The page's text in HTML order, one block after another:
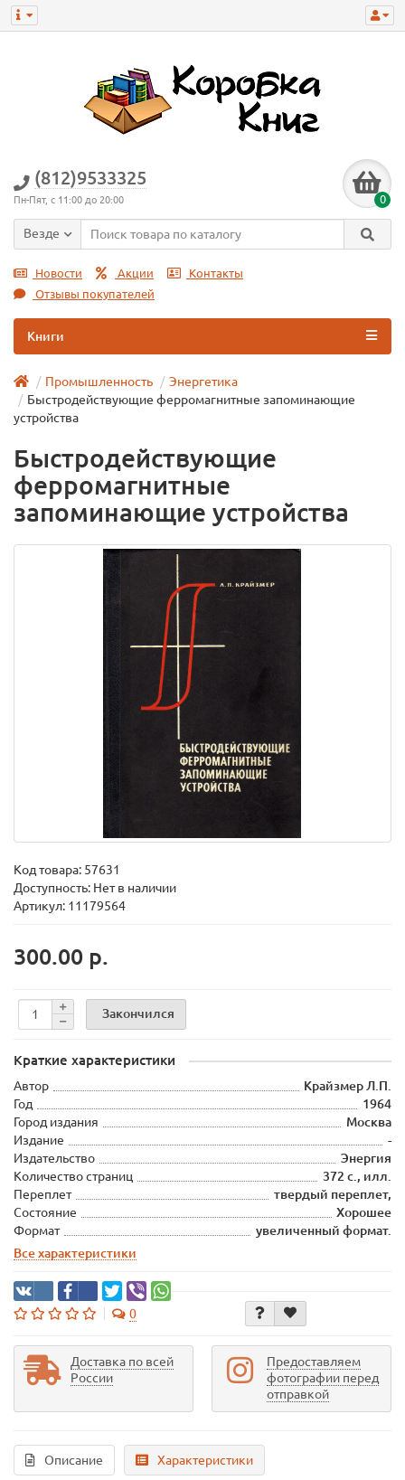
(812)9533325
Пн-Пят, с 11:00 до 20:00 0
Везде
Новости Акции
Контакты
Отзывы покупателей
Книги
Промышленность
Энергетика
Быстродействующие ферромагнитные запоминающие
устройства
Быстродействующие
ферромагнитные
запоминающие устройства
Код товара: 57631
Доступность: Нет в наличии
Артикул: 11179564
300.00 р.
Закончился
Краткие характеристики
Автор
Крайзмер Л.П.
Год
1964
Город издания
Москва
Издание
-
Издательство
Энергия
Количество страниц
372 с., илл.
Переплет
твердый переплет,
Состояние
Хорошее
Формат
увеличенный формат.
Все характеристики
0
Доставка по всей
России
Предоставляем
фотографии перед
отправкой
Описание Характеристики